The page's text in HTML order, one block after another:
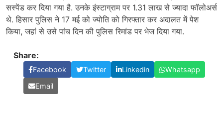
सस्पेंड कर दिया गया है. उनके इंस्टाग्राम पर 1.31 लाख से ज्यादा फॉलोअर्स
थे. हिसार पुलिस ने 17 मई को ज्योति को गिरफ्तार कर अदालत में पेश
किया, जहां से उसे पांच दिन की पुलिस रिमांड पर भेज दिया गया.
Share:
Facebook Twitter Linkedin
Whatsapp
Email